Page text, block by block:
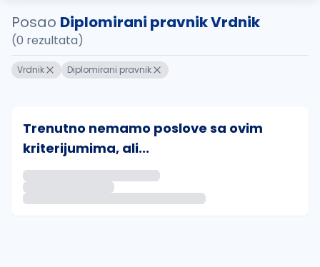
Posao Diplomirani pravnik Vrdnik
(0 rezultata)
Vrdnik Diplomirani pravnik
Trenutno nemamo poslove sa ovim
kriterijumima, ali...